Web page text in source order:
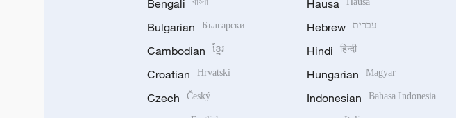
Bengali
Bulgarian Български
Cambodian ខ្មែរ
Croatian Hrvatski
Czech Český
Hausa
Hebrew עברית
Hindi हिन्दी
Hungarian Magyar
Indonesian Bahasa Indonesia